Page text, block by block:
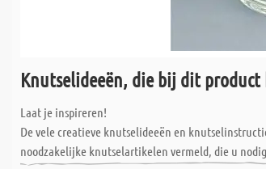
Knutselideeën, die bij dit product
Laat je inspireren!
De vele creatieve knutselideeën en
noodzakelijke knutselartikelen vermeld, die u